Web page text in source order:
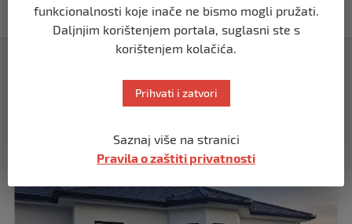
prije 2 mjeseca
funkcionalnosti koje inače ne bismo mogli pružati.
Daljnjim korištenjem portala, suglasni ste s
korištenjem kolačića.
Prihvati i zatvori
Saznaj više na stranici
Pravila o zaštiti privatnosti